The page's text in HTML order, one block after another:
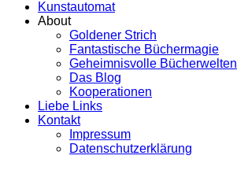
Kunstautomat
About
Goldener Strich
Fantastische Büchermagie
Geheimnisvolle Bücherwelten
Das Blog
Kooperationen
Liebe Links
Kontakt
Impressum
Datenschutzerklärung